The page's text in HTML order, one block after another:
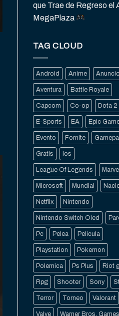
que Trae de Regreso el
MegaPlaza
TAG CLOUD
Android Anime Anuncio
Aventura Battle Royale
Capcom Co-op Dota 2
E-Sports EA Epic
Evento Fornite
Gratis Ios
League Of Legends Marvel
Microsoft Mundial
Netflix Nintendo
Nintendo Switch Oled
Pc Pelea Pelicula
Playstation Pokemon
Polemica Ps Plus Riot
Rpg Shooter Sony
Terror Torneo Valorant
Valve Warner Bros. Games